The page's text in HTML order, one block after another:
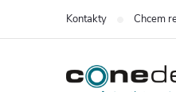
Kontakty Chcem